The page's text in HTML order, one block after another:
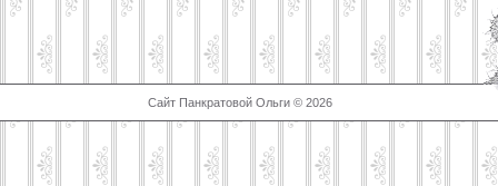
Сайт Панкратовой Ольги © 2026